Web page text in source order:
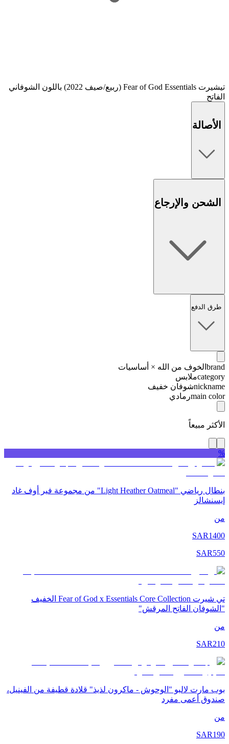
تيشيرت Fear of God Essentials (ربيع/صيف 2022) باللون الشوفاني
الفاتح
الأصالة
الشحن والإرجاع
طرق الدفع
brand الخوف من الله × أساسيات
categoryملابس
nicknameشوفان خفيف
main colorرمادي
الأكثر مبيعاً
%
بنطال رياضي "Light Heather Oatmeal" من مجموعة فير أوف غاد
إيسنشالز
من
SAR1400
SAR550
تي شيرت Fear of God x Essentials Core Collection الخفيف
"الشوفان الفاتح المرقش"
من
SAR210
بوب مارت لالبو "الوحوش - ماكرون لذيذ" قلادة قطيفة من الفينيل،
صندوق أعمى مفرد
من
SAR190